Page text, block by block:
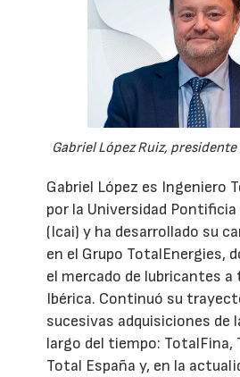
Gabriel López Ruiz, presidente
Gabriel López es Ingeniero
por la Universidad Pontificia
(Icai) y ha desarrollado su
en el Grupo TotalEnergies,
el mercado de lubricantes a
Ibérica. Continuó su
sucesivas adquisiciones de
largo del tiempo: TotalFina,
Total España y, en la